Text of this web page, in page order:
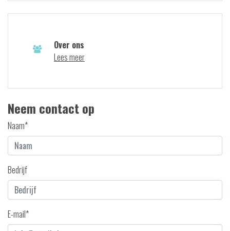
Over ons
Lees meer
Neem contact op
Naam*
Bedrijf
E-mail*